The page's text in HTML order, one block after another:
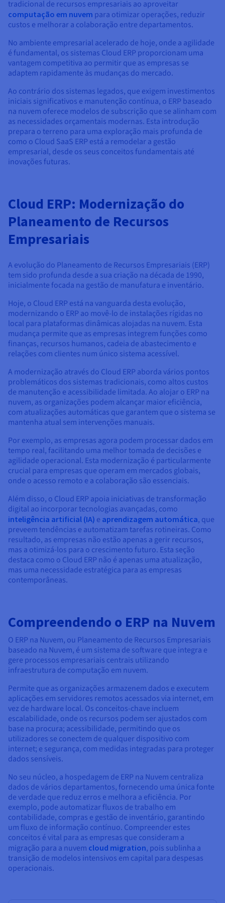
Preços
Disponibilidade por regiões
Roadmap & Changelog
Observabilidade
Roadmap & Changelog
Roadmap & Changelog
Roadmap & Changelog
Roadmap & Changelog
tradicional de recursos empresariais ao aproveitar
computação em nuvem para otimizar operações, reduzir
custos e melhorar a colaboração entre departamentos.
No ambiente empresarial acelerado de hoje, onde a agilidade
é fundamental, os sistemas Cloud ERP proporcionam uma
vantagem competitiva ao permitir que as empresas se
adaptem rapidamente às mudanças do mercado.
Ao contrário dos sistemas legados, que exigem investimentos
iniciais significativos e manutenção contínua, o ERP baseado
na nuvem oferece modelos de subscrição que se alinham com
as necessidades orçamentais modernas. Esta introdução
prepara o terreno para uma exploração mais profunda de
como o Cloud SaaS ERP está a remodelar a gestão
empresarial, desde os seus conceitos fundamentais até
inovações futuras.
Cloud ERP: Modernização do
Planeamento de Recursos
Empresariais
A evolução do Planeamento de Recursos Empresariais (ERP)
tem sido profunda desde a sua criação na década de 1990,
inicialmente focada na gestão de manufatura e inventário.
Hoje, o Cloud ERP está na vanguarda desta evolução,
modernizando o ERP ao movê-lo de instalações rígidas no
local para plataformas dinâmicas alojadas na nuvem. Esta
mudança permite que as empresas integrem funções como
finanças, recursos humanos, cadeia de abastecimento e
relações com clientes num único sistema acessível.
A modernização através do Cloud ERP aborda vários pontos
problemáticos dos sistemas tradicionais, como altos custos
de manutenção e acessibilidade limitada. Ao alojar o ERP na
nuvem, as organizações podem alcançar maior eficiência,
com atualizações automáticas que garantem que o sistema se
mantenha atual sem intervenções manuais.
Por exemplo, as empresas agora podem processar dados em
tempo real, facilitando uma melhor tomada de decisões e
agilidade operacional. Esta modernização é particularmente
crucial para empresas que operam em mercados globais,
onde o acesso remoto e a colaboração são essenciais.
Além disso, o Cloud ERP apoia iniciativas de transformação
digital ao incorporar tecnologias avançadas, como
inteligência artificial (IA) e aprendizagem automática, que
preveem tendências e automatizam tarefas rotineiras. Como
resultado, as empresas não estão apenas a gerir recursos,
mas a otimizá-los para o crescimento futuro. Esta seção
destaca como o Cloud ERP não é apenas uma atualização,
mas uma necessidade estratégica para as empresas
contemporâneas.
Compreendendo o ERP na Nuvem
O ERP na Nuvem, ou Planeamento de Recursos Empresariais
baseado na Nuvem, é um sistema de software que integra e
gere processos empresariais centrais utilizando
infraestrutura de computação em nuvem.
Permite que as organizações armazenem dados e executem
aplicações em servidores remotos acessados via internet, em
vez de hardware local. Os conceitos-chave incluem
escalabilidade, onde os recursos podem ser ajustados com
base na procura; acessibilidade, permitindo que os
utilizadores se conectem de qualquer dispositivo com
internet; e segurança, com medidas integradas para proteger
dados sensíveis.
No seu núcleo, a hospedagem de ERP na Nuvem centraliza
dados de vários departamentos, fornecendo uma única fonte
de verdade que reduz erros e melhora a eficiência. Por
exemplo, pode automatizar fluxos de trabalho em
contabilidade, compras e gestão de inventário, garantindo
um fluxo de informação contínuo. Compreender estes
conceitos é vital para as empresas que consideram a
migração para a nuvem cloud migration, pois sublinha a
transição de modelos intensivos em capital para despesas
operacionais.